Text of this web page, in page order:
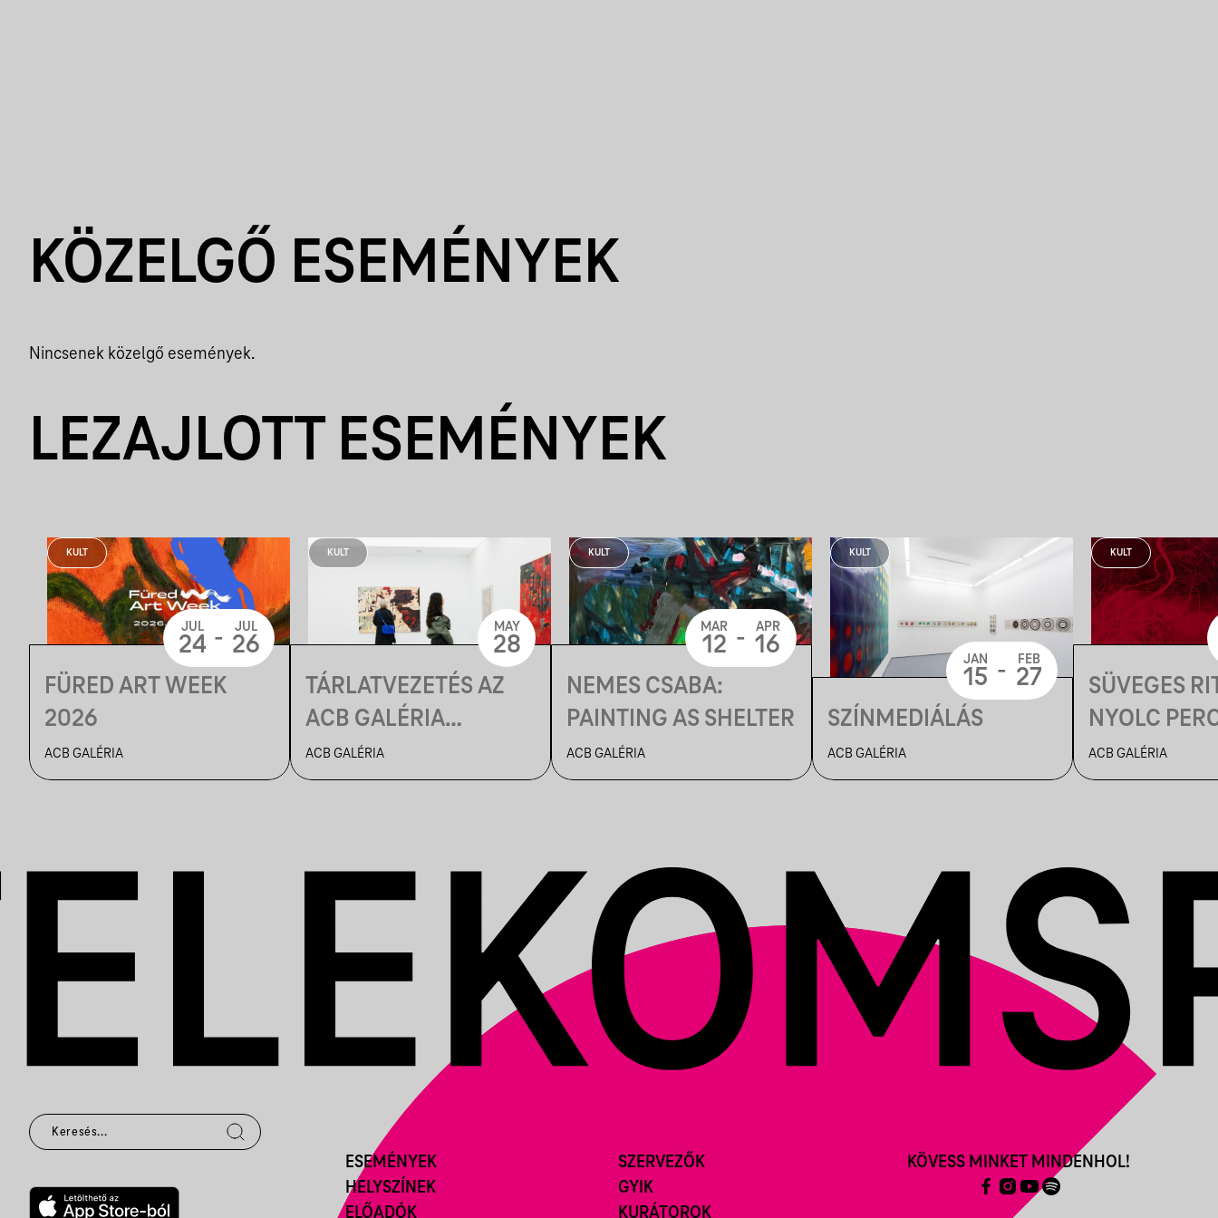
KÖZELGŐ ESEMÉNYEK
Nincsenek közelgő események.
LEZAJLOTT ESEMÉNYEK
KULT
FÜRED ART WEEK
2026
ACB GALÉRIA
JUL
24 - JUL
26
KULT
TÁRLATVEZETÉS AZ
ACB GALÉRIA
TEREIBEN
ACB GALÉRIA
MAY
28
KULT
NEMES CSABA:
PAINTING AS SHELTER
ACB GALÉRIA
MAR
12 - APR
16
KULT
SZÍNMEDIÁLÁS
ACB GALÉRIA
JAN
15 - FEB
27
KULT
SÜVEGES
NYOLC
IDEÉR A
ACB GALÉRIA
ESEMÉNYEK
HELYSZÍNEK
ELŐADÓK
SZERVEZŐK
GYIK
KURÁTOROK
KÖVESS MINKET MINDENHOL!